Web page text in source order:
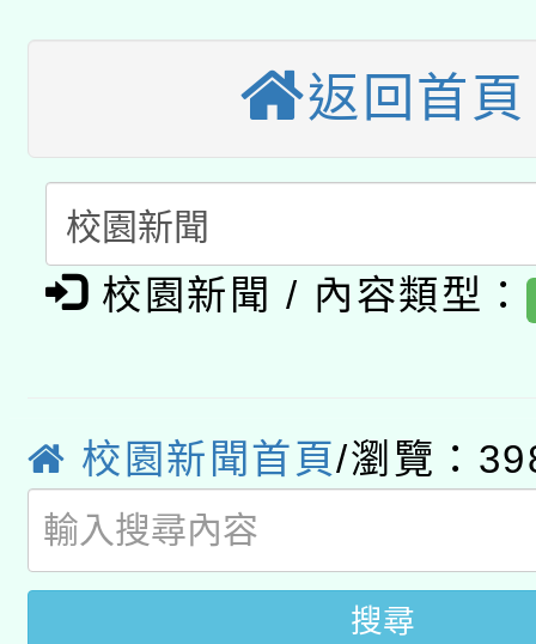
招)
本館辦理115年度閱讀
暨閱讀推動專業研習
科技賦能─人工智慧
礎課程
A3數位素養講師名單
「數位內容與教學軟體
pilot」
有關大陸委員會函釋公
轉知經濟部水利署委託
用水績優單位及節水達
動」
桃園市孔廟祈福系列
開 智慧啟航」
2026年桃園地景藝術
返回首頁
校園新聞 / 內容類型：
校園新聞首頁/瀏覽：
搜尋